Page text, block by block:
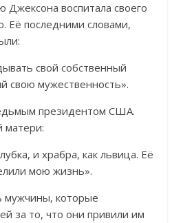
воспитала своего
Её последними словами,
свой собственный
свою мужественность».
президентом США.
матери:
и храбра, как львица. Её
мою жизнь».
мужчины, которые
за то, что они привили им